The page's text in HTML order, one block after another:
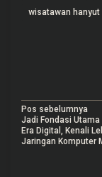
wisatawan hanyut
N
a
Pos sebelumnya
Jadi Fondasi Utama
Era Digital, Kenali
Jaringan Komputer